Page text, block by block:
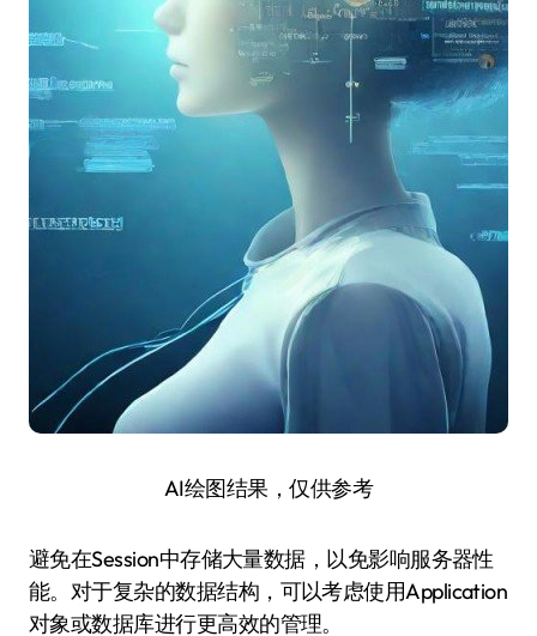
AI绘图结果，仅供参考
避免在Session中存储大量数据，以免影响服务器性
能。对于复杂的数据结构，可以考虑使用Application
对象或数据库进行更高效的管理。